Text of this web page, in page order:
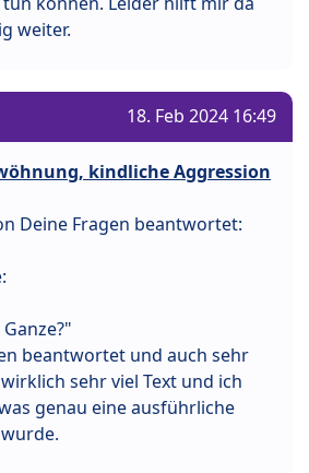
weiter.
18. Feb 2024 16:49
kindliche Aggression
Deine Fragen beantwortet:
beantwortet und auch sehr
sehr viel Text und ich
genau eine ausführliche